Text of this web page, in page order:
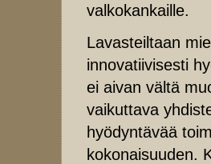
valkokankaille.
Lavasteiltaan
innovatiivisesti
ei aivan vältä
vaikuttava
hyödyntävää
kokonaisuuden.